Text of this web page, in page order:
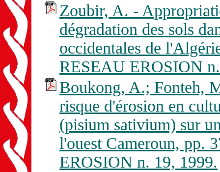
Zoubir, A. -
dégradation des sols
occidentales de
RESEAU EROSION
Boukong, A.; Fonteh,
risque d'érosion en
(pisium sativium) sur
l'ouest Cameroun, pp.
EROSION n. 19, 1999.